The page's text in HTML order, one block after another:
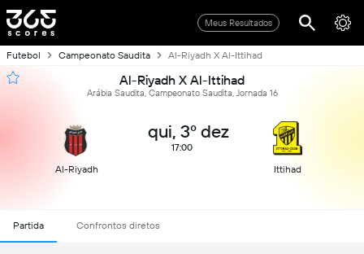
Meus Resultados
Futebol Campeonato Saudita Al-Riyadh X Al-Ittihad
Al-Riyadh X Al-Ittihad
Arábia Saudita, Campeonato Saudita, Jornada 16
Al-Riyadh
qui, 3º dez
17:00
Ittihad
Partida Confrontos diretos